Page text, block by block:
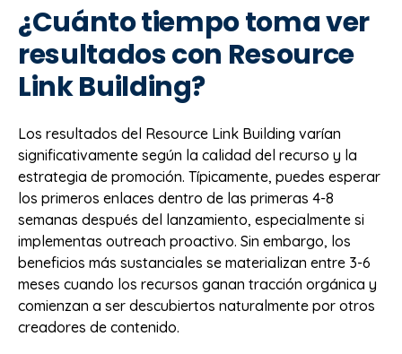
¿Cuánto tiempo toma ver
resultados con Resource
Link Building?
Los resultados del Resource Link Building varían
significativamente según la calidad del recurso y la
estrategia de promoción. Típicamente, puedes esperar
los primeros enlaces dentro de las primeras 4-8
semanas después del lanzamiento, especialmente si
implementas outreach proactivo. Sin embargo, los
beneficios más sustanciales se materializan entre 3-6
meses cuando los recursos ganan tracción orgánica y
comienzan a ser descubiertos naturalmente por otros
creadores de contenido.